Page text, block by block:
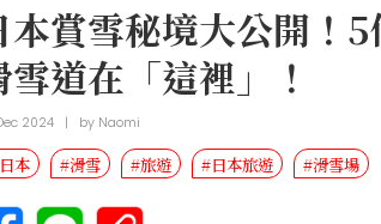
本賞雪秘境大公開！
雪道在「這裡」！
2024 | by Naomi
本 #滑雪 #旅遊 #日本旅遊 #滑雪場